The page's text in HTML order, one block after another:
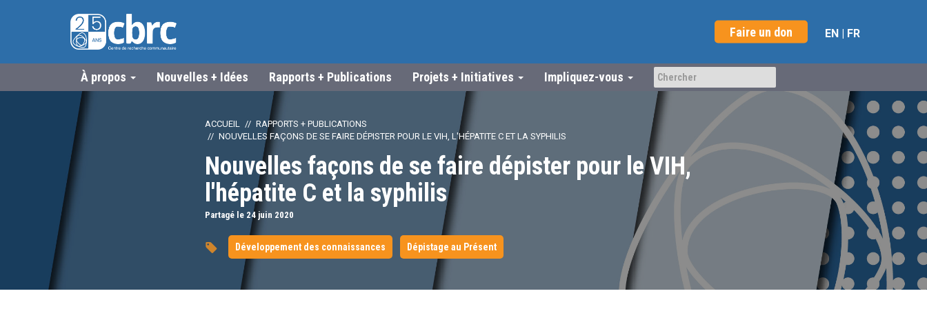
Faire un don EN | FR
À propos Nouvelles + Idées Rapports + Publications Projets + Initiatives Impliquez-vous
ACCUEIL
RAPPORTS + PUBLICATIONS
NOUVELLES FAÇONS DE SE FAIRE DÉPISTER POUR LE VIH, L'HÉPATITE C ET LA SYPHILIS
Nouvelles façons de se faire dépister pour le VIH,
l'hépatite C et la syphilis
Partagé le 24 juin 2020
Développement des connaissances Dépistage au Présent